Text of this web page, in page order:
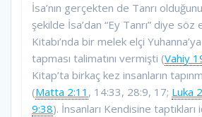
İsa’nın gerçekten de Tanrı
şekilde İsa’dan “Ey Tanrı” diye söz
Kitabı’nda bir melek elçi
tapması talimatını vermişti (Vahiy
Kitap’ta birkaç kez insanların
(Matta 2:11 , 14:33, 28:9, 17; Luka
9:38). İnsanları Kendisine taptıkları